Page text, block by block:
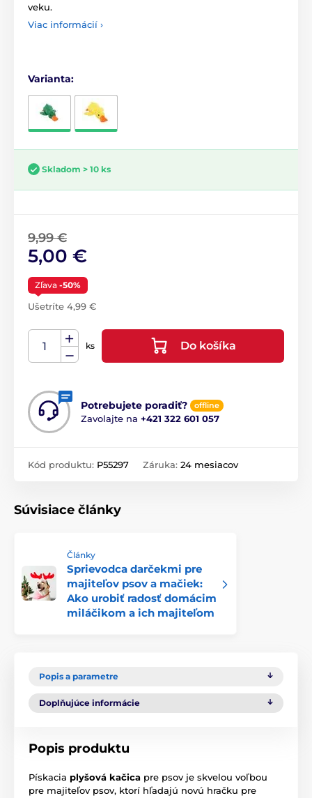
veku.
Viac informácií ›
Varianta:
Skladom > 10 ks
9,99 €
5,00 €
Zľava -50%
Ušetríte 4,99 €
ks Do košíka
Potrebujete poradiť? offline
Zavolajte na +421 322 601 057
Kód produktu: P55297 Záruka: 24 mesiacov
Súvisiace články
Články
Sprievodca darčekmi pre
majiteľov psov a mačiek:
Ako urobiť radosť domácim
miláčikom a ich majiteľom
Popis a parametre
Doplňujúce informácie
Popis produktu
Pískacia plyšová kačica pre psov je skvelou voľbou
pre majiteľov psov, ktorí hľadajú novú hračku pre